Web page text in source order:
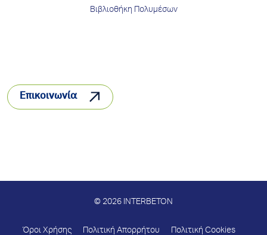
Βιβλιοθήκη Πολυμέσων
Επικοινωνία
© 2026 INTERBETON
Όροι Χρήσης Πολιτική Απορρήτου Πολιτική Cookies